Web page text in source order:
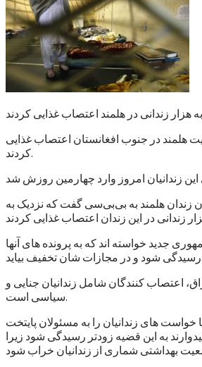
هزار زندانی در هلمند اعتصاب غذایی کردند
هلمند در جنوب افغانستان اعتصاب غذایی
کردند.
زندان هلمند به بی‌بی‌سی گفت که نزدیک به
جدید خواسته اند که به پرونده های آنها
رسیدگی شود و در مجازات شان تخفیف بیاید.
اعتصاب کنندگان شامل زندانیان جنایی و
سیاسی است.
خواست های زندانیان را به مسئولان پایتخت
به این قضیه زودتر رسیدگی شود زیرا